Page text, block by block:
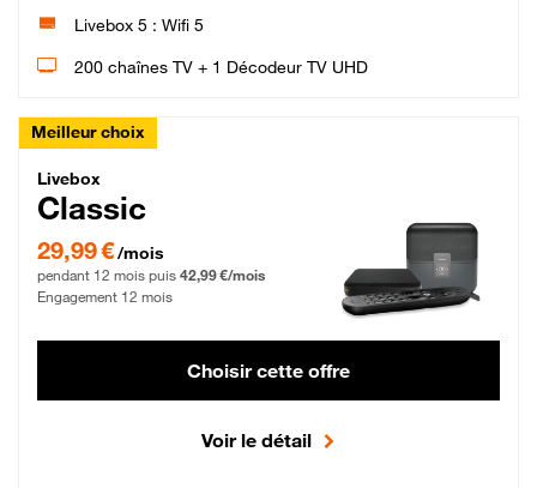
Livebox 5 : Wifi 5
200 chaînes TV + 1 Décodeur TV UHD
Meilleur choix
Livebox Classic Fibre
Livebox
Classic
29,99 € par mois pendant 12 mois puis 42,99 € par mois, Engagement 12 mois
29,99 €/mois
pendant 12 mois puis 42,99 €/mois
Engagement 12 mois
Choisir cette offre
Voir le détail